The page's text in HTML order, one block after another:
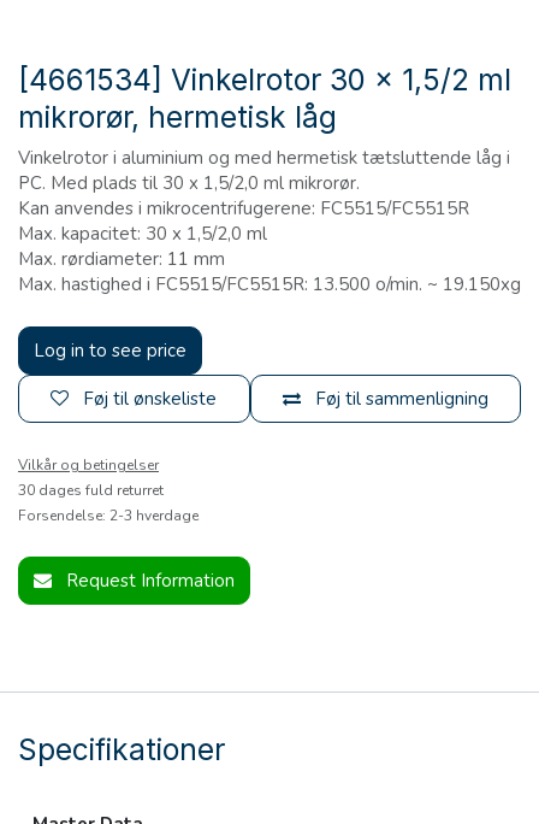
[4661534] Vinkelrotor 30 x 1,5/2 ml
mikrorør, hermetisk låg
Vinkelrotor i aluminium og med hermetisk tætsluttende låg i
PC. Med plads til 30 x 1,5/2,0 ml mikrorør.
Kan anvendes i mikrocentrifugerene: FC5515/FC5515R
Max. kapacitet: 30 x 1,5/2,0 ml
Max. rørdiameter: 11 mm
Max. hastighed i FC5515/FC5515R: 13.500 o/min. ~ 19.150xg
Log in to see price
Føj til sammenligning
Føj til ønskeliste
Vilkår og betingelser
30 dages fuld returret
Forsendelse: 2-3 hverdage
Request Information
Specifikationer